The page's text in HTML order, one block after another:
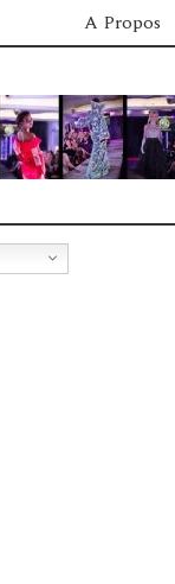
A Propos